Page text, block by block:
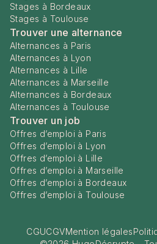
Stages à Bordeaux
Stages à Toulouse
Trouver une alternance
Alternances à Paris
Alternances à Lyon
Alternances à Lille
Alternances à Marseille
Alternances à Bordeaux
Alternances à Toulouse
Trouver un job
Offres d’emploi à Paris
Offres d’emploi à Lyon
Offres d’emploi à Lille
Offres d’emploi à Marseille
Offres d’emploi à Bordeaux
Offres d’emploi à Toulouse
CGUCGVMention légales